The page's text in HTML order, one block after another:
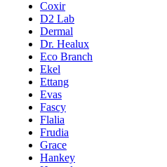
Coxir
D2 Lab
Dermal
Dr. Healux
Eco Branch
Ekel
Ettang
Evas
Fascy
Flalia
Frudia
Grace
Hankey